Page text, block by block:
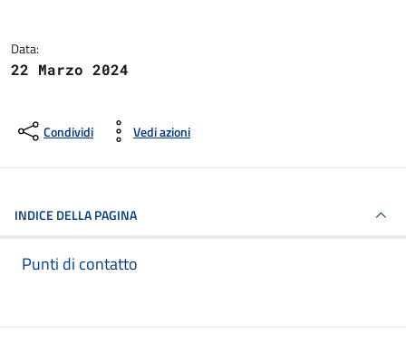
Data:
22 Marzo 2024
Condividi Vedi azioni
INDICE DELLA PAGINA
Punti di contatto